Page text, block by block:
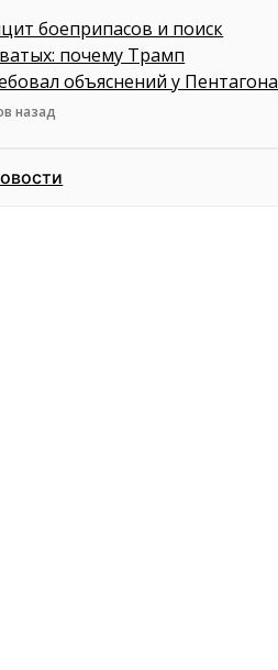
боеприпасов и поиск
почему Трамп
объяснений у Пентагона
назад